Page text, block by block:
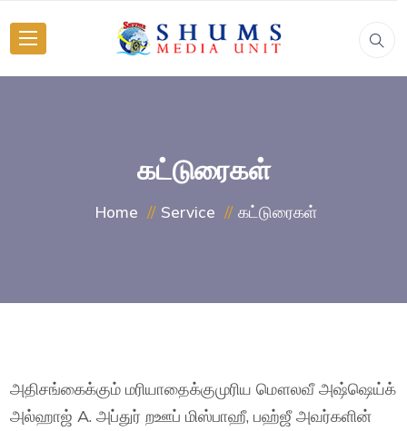
கட்டுரைகள்
Home Service கட்டுரைகள்
அதிசங்கைக்கும் மரியாதைக்குமுரிய மௌலவீ அஷ்ஷெய்க்
அல்ஹாஜ் A. அப்துர் றஊப் மிஸ்பாஹீ, பஹ்ஜீ அவர்களின்